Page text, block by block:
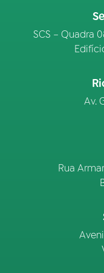
SCS – Quadra
Av.
Rua